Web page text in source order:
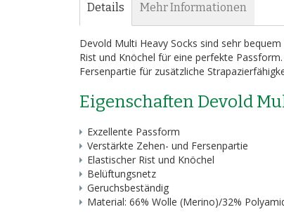
Details
Devold Multi Heavy Socks sind sehr
Rist und Knöchel für eine perfekte
Fersenpartie für zusätzliche
Eigenschaften Devold
Exzellente Passform
Verstärkte Zehen- und Fersenpartie
Elastischer Rist und Knöchel
Belüftungsnetz
Geruchsbeständig
Material: 66% Wolle (Merino)/32%
Mehr Informationen